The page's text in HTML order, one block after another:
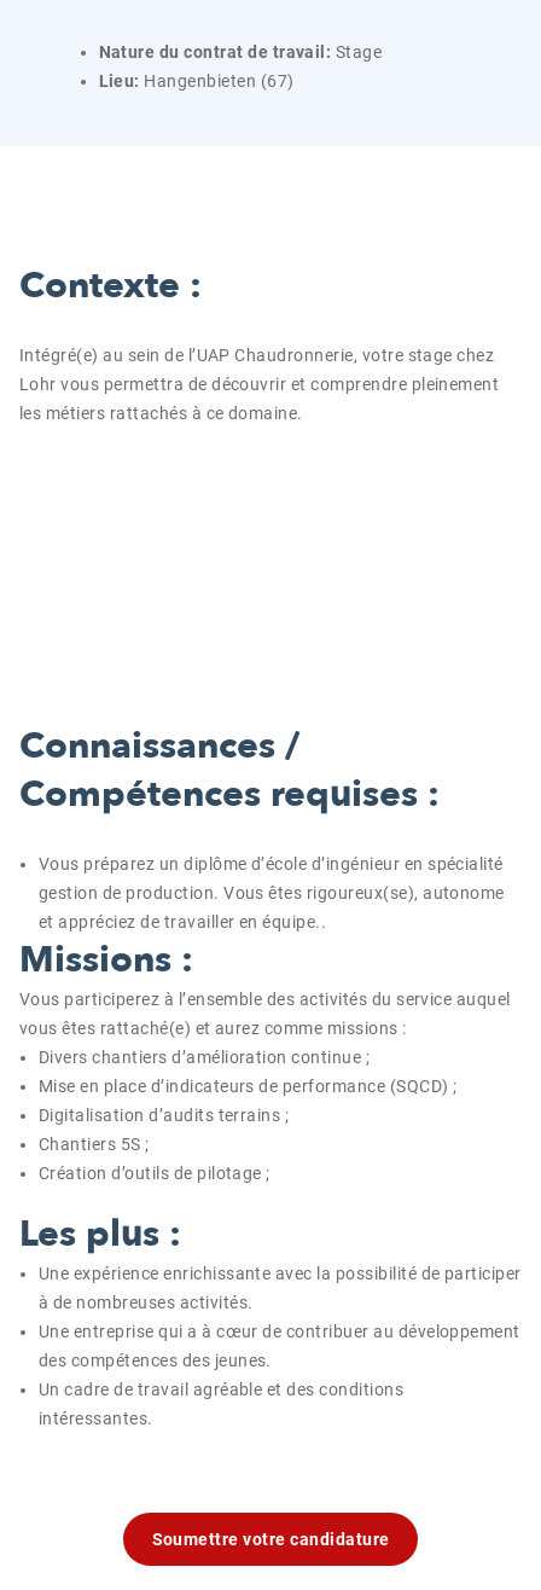
Nature du contrat de travail: Stage
Lieu: Hangenbieten (67)
Contexte :
Intégré(e) au sein de l’UAP Chaudronnerie, votre stage chez
Lohr vous permettra de découvrir et comprendre pleinement
les métiers rattachés à ce domaine.
Connaissances /
Compétences requises :
Vous préparez un diplôme d’école d’ingénieur en spécialité
gestion de production. Vous êtes rigoureux(se), autonome
et appréciez de travailler en équipe..
Missions :
Vous participerez à l’ensemble des activités du service auquel
vous êtes rattaché(e) et aurez comme missions :
Divers chantiers d’amélioration continue ;
Mise en place d’indicateurs de performance (SQCD) ;
Digitalisation d’audits terrains ;
Chantiers 5S ;
Création d’outils de pilotage ;
Les plus :
Une expérience enrichissante avec la possibilité de participer
à de nombreuses activités.
Une entreprise qui a à cœur de contribuer au développement
des compétences des jeunes.
Un cadre de travail agréable et des conditions
intéressantes.
Soumettre votre candidature